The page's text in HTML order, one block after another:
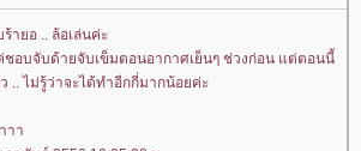
ยอ .. ล้อเล่นค่ะ
ชอบจับด้ายจับเข็มตอนอากาศเย็นๆ ช่วงก่อน แต่ตอนนี้
.. ไม่รู้ว่าจะได้ทำอีกกี่มากน้อยค่ะ
าา